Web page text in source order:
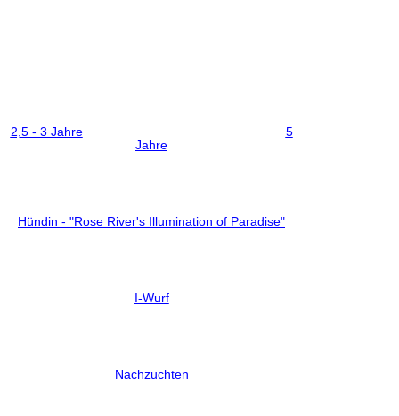
2,5 - 3 Jahre
5
Jahre
Hündin - "Rose River's Illumination of Paradise"
I-Wurf
Nachzuchten